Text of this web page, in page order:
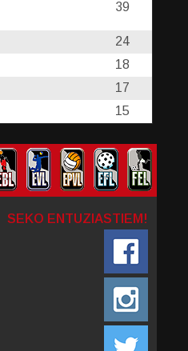
39
24
18
17
15
SEKO ENTUZIASTIEM!